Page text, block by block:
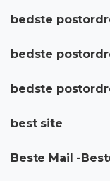
bedste
bedste
bedste
best site
Beste Mail -